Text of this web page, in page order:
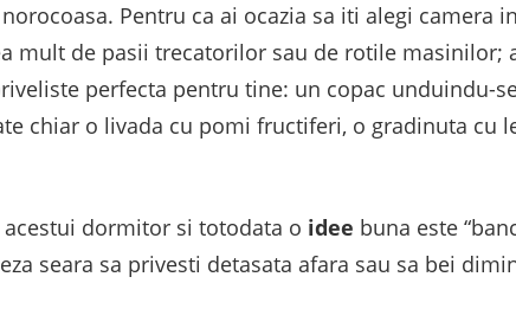
Pentru ca ai ocazia sa iti alegi camera
mult de pasii trecatorilor sau de rotile masinilor;
perfecta pentru tine: un copac unduindu-
chiar o livada cu pomi fructiferi, o gradinuta cu
dormitor si totodata o idee buna este
seara sa privesti detasata afara sau sa bei